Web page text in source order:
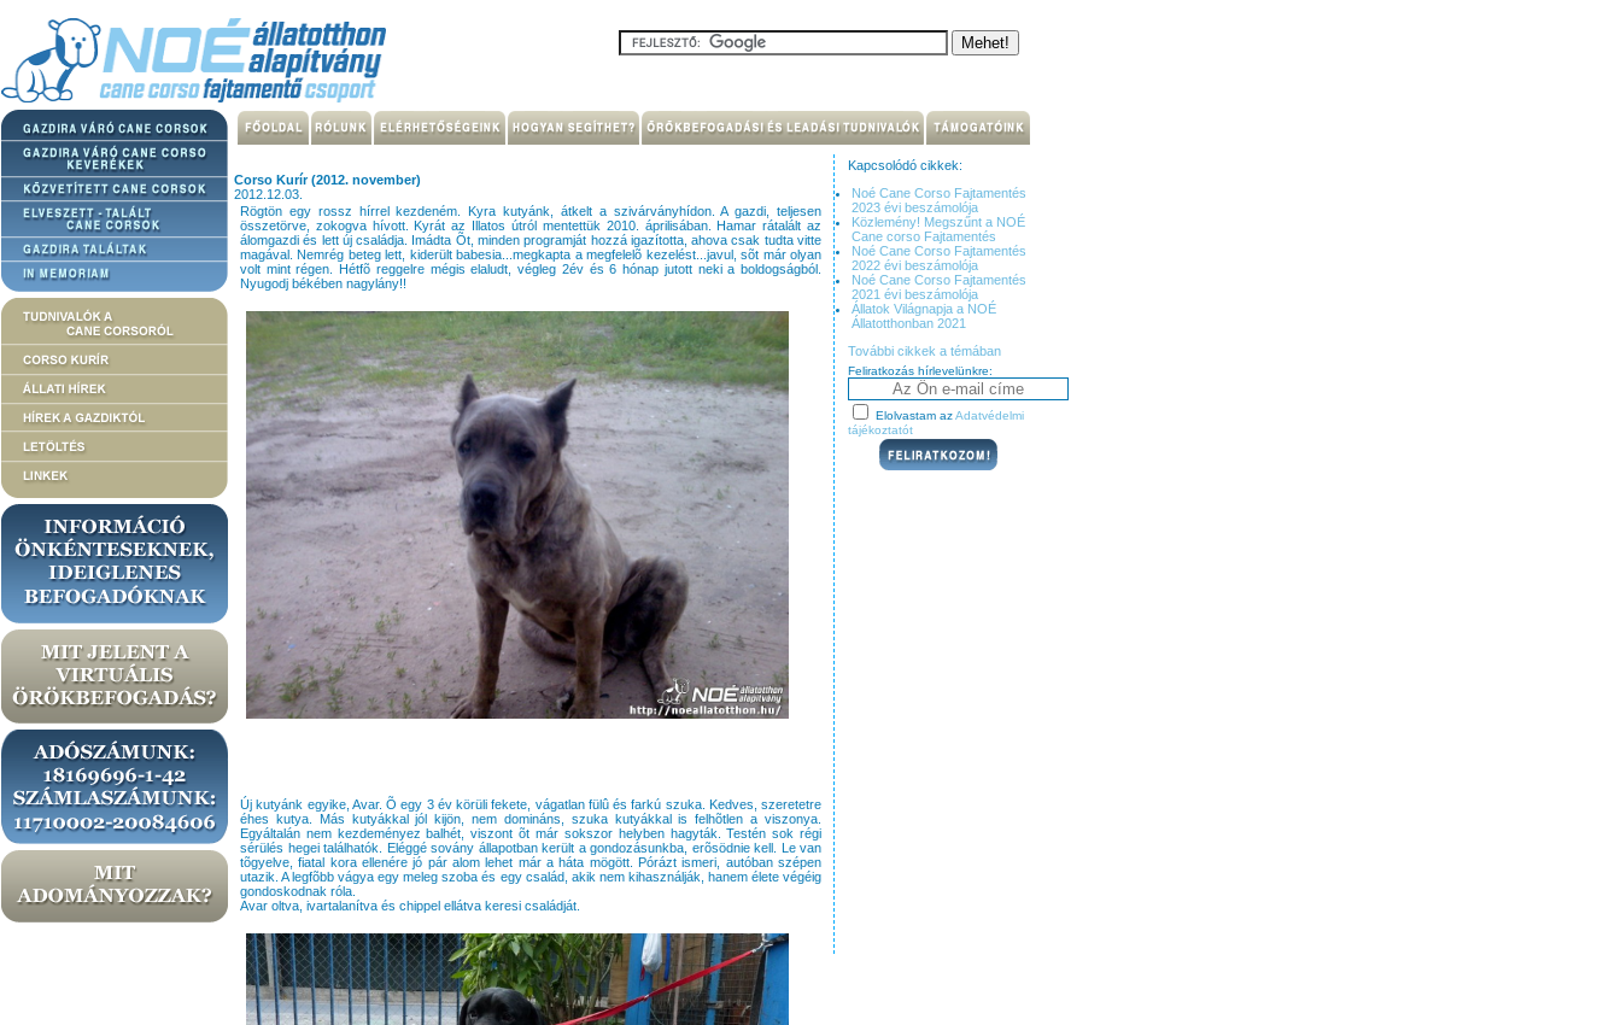
Kapcsolódó cikkek:
Noé Cane Corso Fajtamentés
2023 évi beszámolója
Közlemény! Megszűnt a NOÉ
Cane corso Fajtamentés
Noé Cane Corso Fajtamentés
2022 évi beszámolója
Noé Cane Corso Fajtamentés
2021 évi beszámolója
Állatok Világnapja a NOÉ
Állatotthonban 2021
További cikkek a témában
Feliratkozás hírlevelünkre:
Elolvastam azAdatvédelmi
tájékoztatót
Corso Kurír (2012. november)
2012.12.03.
Rögtön egy rossz hírrel kezdeném. Kyra kutyánk, átkelt a szivárványhídon. A gazdi, teljesen
összetörve, zokogva hívott. Kyrát az Illatos útról mentettük 2010. áprilisában. Hamar rátalált az
álomgazdi és lett új családja. Imádta Õt, minden programját hozzá igazította, ahova csak tudta vitte
magával. Nemrég beteg lett, kiderült babesia...megkapta a megfelelõ kezelést...javul, sõt már olyan
volt mint régen. Hétfõ reggelre mégis elaludt, végleg 2év és 6 hónap jutott neki a boldogságból.
Nyugodj békében nagylány!!
Új kutyánk egyike, Avar. Õ egy 3 év körüli fekete, vágatlan fülû és farkú szuka. Kedves, szeretetre
éhes kutya. Más kutyákkal jól kijön, nem domináns, szuka kutyákkal is felhõtlen a viszonya.
Egyáltalán nem kezdeményez balhét, viszont õt már sokszor helyben hagyták. Testén sok régi
sérülés hegei találhatók. Eléggé sovány állapotban került a gondozásunkba, erõsödnie kell. Le van
tõgyelve, fiatal kora ellenére jó pár alom lehet már a háta mögött. Pórázt ismeri, autóban szépen
utazik. A legfõbb vágya egy meleg szoba és egy család, akik nem kihasználják, hanem élete végéig
gondoskodnak róla.
Avar oltva, ivartalanítva és chippel ellátva keresi családját.